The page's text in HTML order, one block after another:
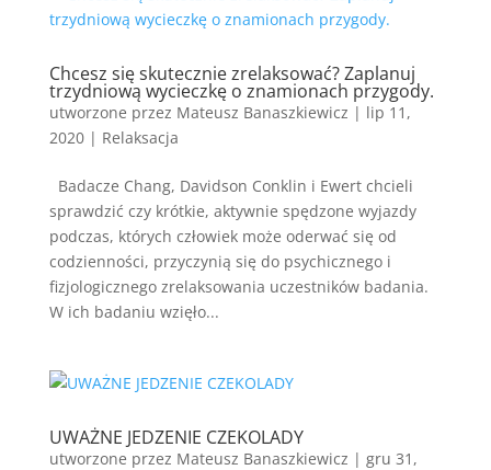
Chcesz się skutecznie zrelaksować? Zaplanuj
trzydniową wycieczkę o znamionach przygody.
utworzone przez Mateusz Banaszkiewicz | lip 11,
2020| Relaksacja
Badacze Chang, Davidson Conklin i Ewert chcieli
sprawdzić czy krótkie, aktywnie spędzone wyjazdy
podczas, których człowiek może oderwać się od
codzienności, przyczynią się do psychicznego i
fizjologicznego zrelaksowania uczestników badania.
W ich badaniu wzięło...
UWAŻNE JEDZENIE CZEKOLADY
utworzone przez Mateusz Banaszkiewicz | gru 31,